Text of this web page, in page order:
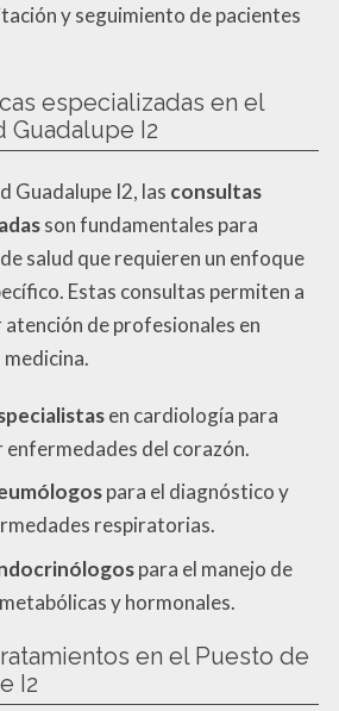
y seguimiento de pacientes
especializadas en el
Guadalupe I2
Guadalupe I2, las consultas
son fundamentales para
salud que requieren un enfoque
Estas consultas permiten a
de profesionales en
en cardiología para
del corazón.
para el diagnóstico y
respiratorias.
para el manejo de
y hormonales.
en el Puesto de
I2